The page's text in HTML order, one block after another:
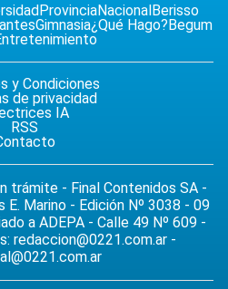
ProvinciaNacionalBerisso
Gimnasia¿Qué Hago?Begum
y Condiciones
de privacidad
IA
RSS
trámite - Final Contenidos SA -
E. Marino - Edición Nº 3038 - 09
a ADEPA - Calle 49 Nº 609 -
redaccion@0221.com.ar -